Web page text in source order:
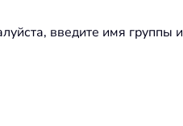
введите имя группы и